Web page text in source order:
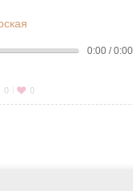
0:00 / 0:00
0 0